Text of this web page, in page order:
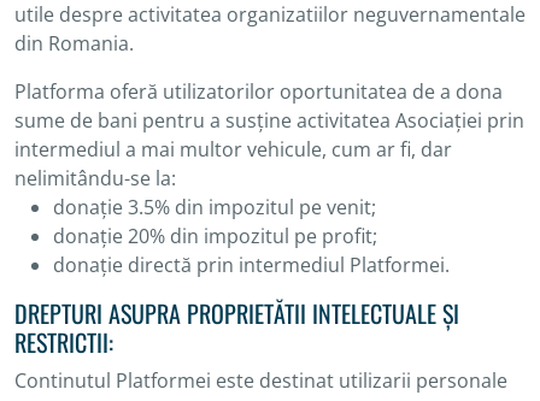
utile despre activitatea organizatiilor neguvernamentale
din Romania.
Platforma oferă utilizatorilor oportunitatea de a dona
sume de bani pentru a susține activitatea Asociației prin
intermediul a mai multor vehicule, cum ar fi, dar
nelimitându-se la:
donație 3.5% din impozitul pe venit;
donație 20% din impozitul pe profit;
donație directă prin intermediul Platformei.
DREPTURI ASUPRA PROPRIETĂTII INTELECTUALE ȘI
RESTRICTII:
Continutul Platformei este destinat utilizarii personale